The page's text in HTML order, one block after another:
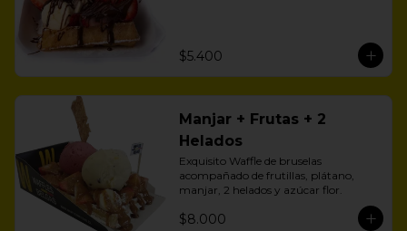
$5.400
Manjar + Frutas + 2
Helados
Exquisito Waffle de bruselas
acompañado de frutillas, plátano,
manjar, 2 helados y azúcar flor.
$8.000